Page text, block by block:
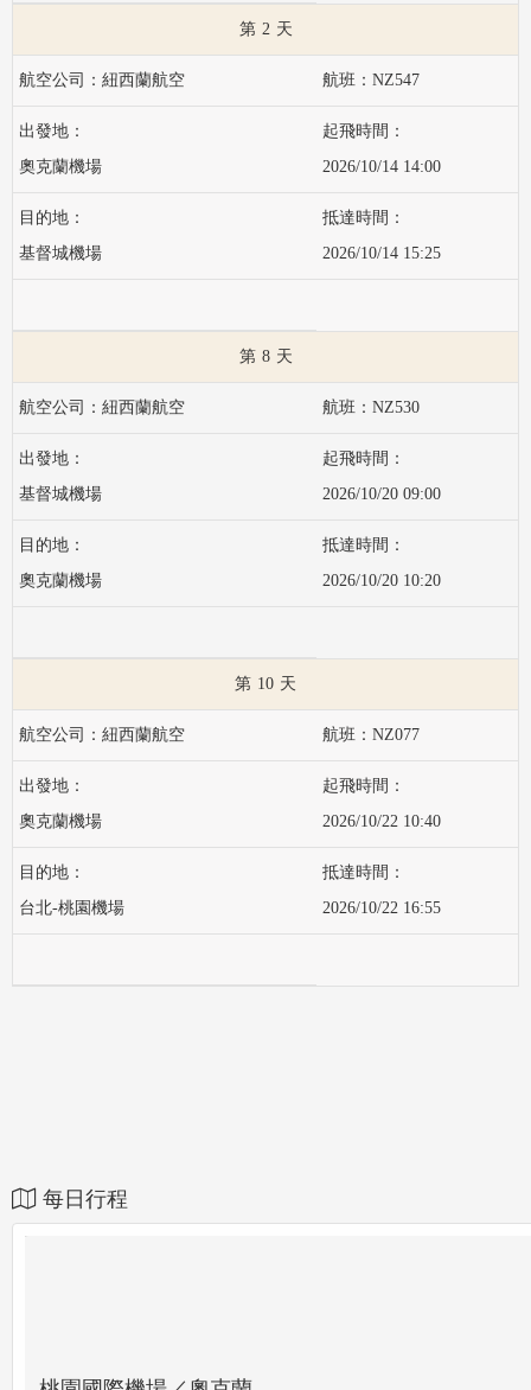
2
紐西蘭航空 NZ547
奧克蘭機場 2026/10/14 14:00
基督城機場 2026/10/14 15:25
8
紐西蘭航空 NZ530
基督城機場 2026/10/20 09:00
奧克蘭機場 2026/10/20 10:20
10
紐西蘭航空 NZ077
奧克蘭機場 2026/10/22 10:40
台北-桃園機場 2026/10/22 16:55
每日行程